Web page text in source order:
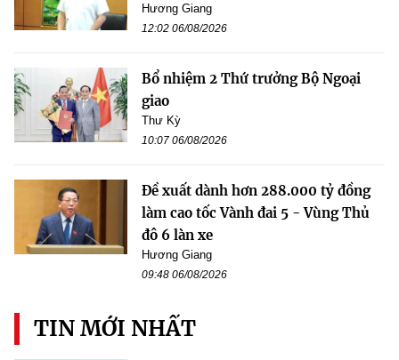
Hương Giang
12:02 06/08/2026
Bổ nhiệm 2 Thứ trưởng Bộ Ngoại
giao
Thư Kỳ
10:07 06/08/2026
Đề xuất dành hơn 288.000 tỷ đồng
làm cao tốc Vành đai 5 - Vùng Thủ
đô 6 làn xe
Hương Giang
09:48 06/08/2026
TIN MỚI NHẤT